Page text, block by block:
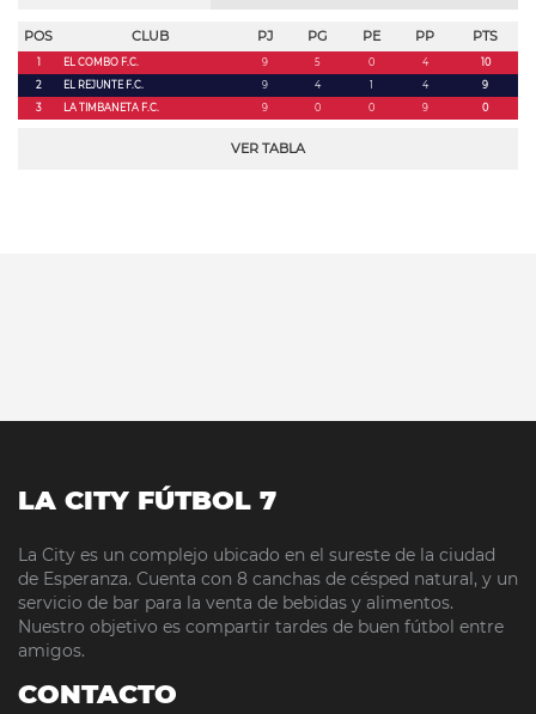
POS CLUB PJ PG PE PP PTS
1 EL COMBO F.C. 9 5 0 4
10
2
EL REJUNTE F.C. 9 4 1 4
9
3
LA TIMBANETA F.C. 9 0 0 9 0
VER TABLA
LA CITY FÚTBOL 7
La City es un complejo ubicado en el sureste de la ciudad
de Esperanza. Cuenta con 8 canchas de césped natural, y un
servicio de bar para la venta de bebidas y alimentos.
Nuestro objetivo es compartir tardes de buen fútbol entre
amigos.
CONTACTO